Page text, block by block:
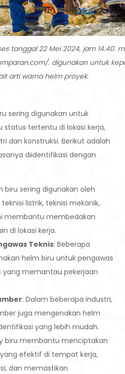
tanggal 22 Mei 2024, jam 14.40.
. digunakan untuk
arti warna helm proyek.
sering digunakan untuk
status tertentu di lokasi kerja,
dan konstruksi. Berikut adalah
diidentifikasi dengan
biru sering digunakan oleh
listrik, teknisi mekanik,
membantu membedakan
di lokasi kerja.
Teknis: Beberapa
helm biru untuk pengawas
yang memantau pekerjaan
: Dalam beberapa industri,
juga mengenakan helm
yang lebih mudah.
biru membantu menciptakan
efektif di tempat kerja,
dan memastikan